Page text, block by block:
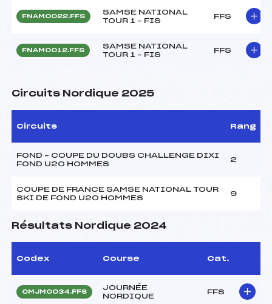
FNAM0022.FFS
SAMSE NATIONAL
TOUR 1 – FIS
FFS
FNAM0012.FFS
SAMSE NATIONAL
TOUR 1 – FIS
FFS
Circuits Nordique 2025
Circuits Rang
FOND – COUPE DU DOUBS CHALLENGE DIXI
FOND U20 HOMMES
2
COUPE DE FRANCE SAMSE NATIONAL TOUR
SKI DE FOND U20 HOMMES
9
Résultats Nordique 2024
Codex Course Cat.
OMJM0034.FFS
JOURNÉE
NORDIQUE
FFS